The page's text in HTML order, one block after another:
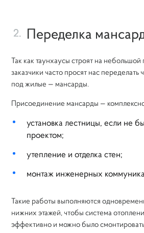
2. Переделка
Так как таунхаусы строят на
заказчики часто просят нас
под жилые — мансарды.
Присоединение мансарды —
установка лестницы, если не
проектом;
утепление и отделка стен;
монтаж инженерных
Такие работы выполняются
нижних этажей, чтобы система
эффективно и можно было